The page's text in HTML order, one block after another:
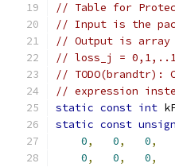
// Table for
// Input is the
// Output is array
// loss_j =
//
// expression
static const int
static const
0, 0, 0,
0, 0, 0,